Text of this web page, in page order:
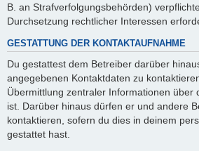
B. an Strafverfolgungsbehörden)
Durchsetzung rechtlicher Interessen
GESTATTUNG DER KONTAKTAUFNAHME
Du gestattest dem Betreiber darüber
angegebenen Kontaktdaten zu
Übermittlung zentraler Informationen über
ist. Darüber hinaus dürfen er und andere
kontaktieren, sofern du dies in deinem
gestattet hast.